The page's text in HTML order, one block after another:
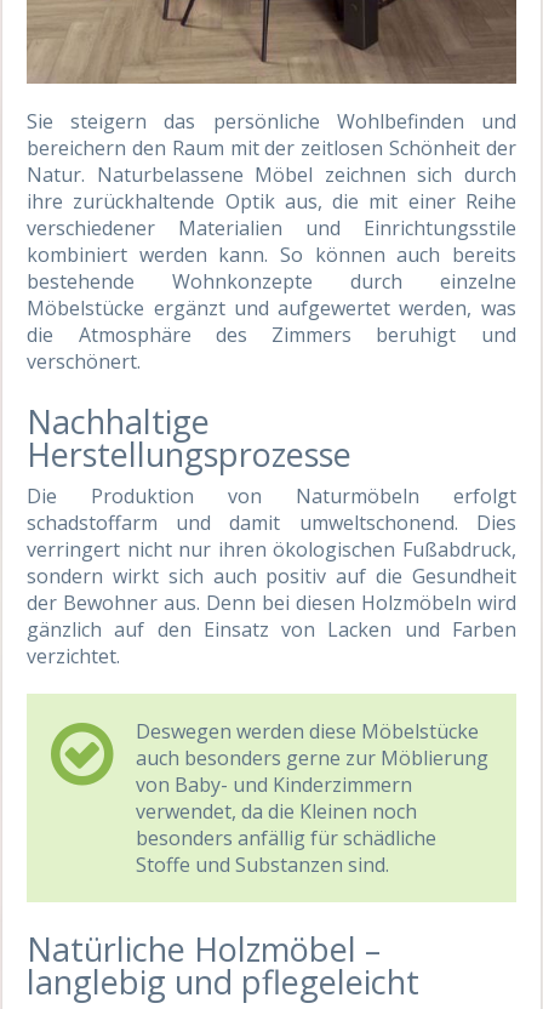
Sie steigern das persönliche Wohlbefinden und
bereichern den Raum mit der zeitlosen Schönheit der
Natur. Naturbelassene Möbel zeichnen sich durch
ihre zurückhaltende Optik aus, die mit einer Reihe
verschiedener Materialien und Einrichtungsstile
kombiniert werden kann. So können auch bereits
bestehende Wohnkonzepte durch einzelne
Möbelstücke ergänzt und aufgewertet werden, was
die Atmosphäre des Zimmers beruhigt und
verschönert.
Nachhaltige
Herstellungsprozesse
Die Produktion von Naturmöbeln erfolgt
schadstoffarm und damit umweltschonend. Dies
verringert nicht nur ihren ökologischen Fußabdruck,
sondern wirkt sich auch positiv auf die Gesundheit
der Bewohner aus. Denn bei diesen Holzmöbeln wird
gänzlich auf den Einsatz von Lacken und Farben
verzichtet.
Deswegen werden diese Möbelstücke
auch besonders gerne zur Möblierung
von Baby- und Kinderzimmern
verwendet, da die Kleinen noch
besonders anfällig für schädliche
Stoffe und Substanzen sind.
Natürliche Holzmöbel –
langlebig und pflegeleicht